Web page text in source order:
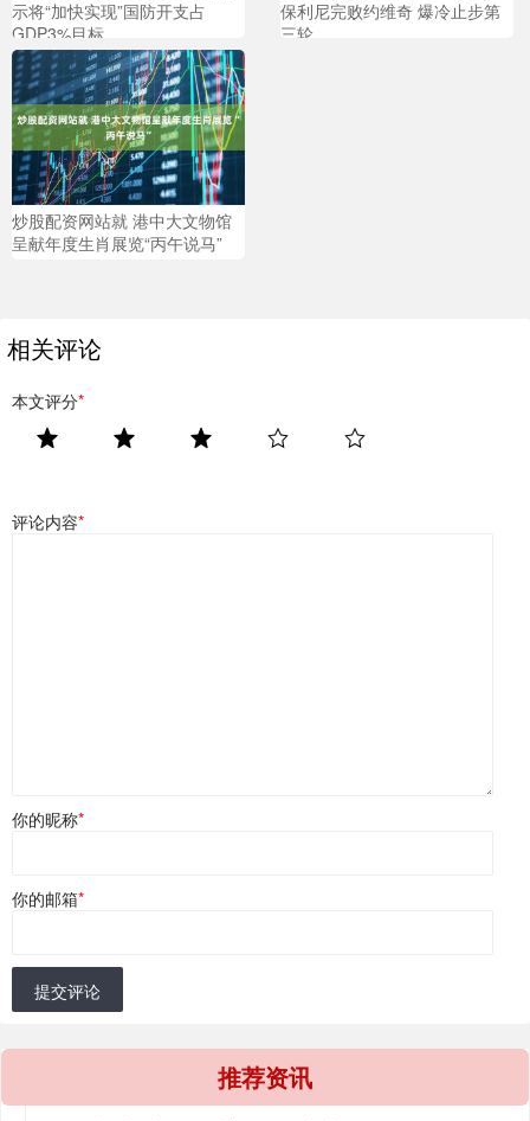
示将“加快实现”国防开支占
GDP3%目标
保利尼完败约维奇 爆冷止步第
三轮
炒股配资网站就 港中大文物馆
呈献年度生肖展览“丙午说马”
相关评论
本文评分*
评论内容*
你的昵称*
你的邮箱*
提交评论
推荐资讯